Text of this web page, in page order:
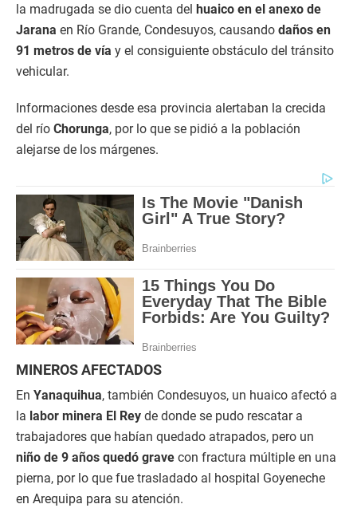
la madrugada se dio cuenta del huaico en el anexo de
Jarana en Río Grande, Condesuyos, causando daños en
91 metros de vía y el consiguiente obstáculo del tránsito
vehicular.
Informaciones desde esa provincia alertaban la crecida
del río Chorunga, por lo que se pidió a la población
alejarse de los márgenes.
MINEROS AFECTADOS
En Yanaquihua, también Condesuyos, un huaico afectó a
la labor minera El Rey de donde se pudo rescatar a
trabajadores que habían quedado atrapados, pero un
niño de 9 años quedó grave con fractura múltiple en una
pierna, por lo que fue trasladado al hospital Goyeneche
en Arequipa para su atención.